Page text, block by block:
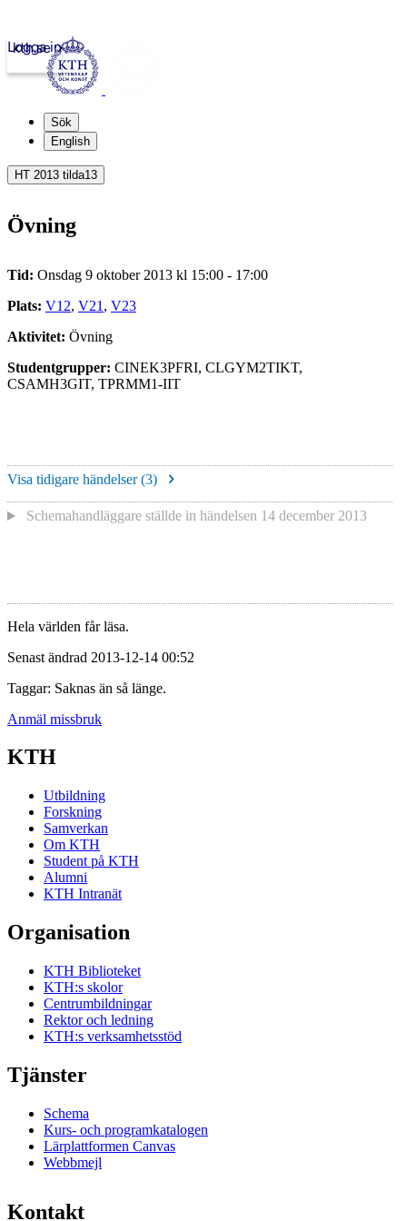
kth.se
Logga in
Sök
English
HT 2013 tilda13
Övning
Tid: Onsdag 9 oktober 2013 kl 15:00 - 17:00
Plats: V12, V21 , V23
Aktivitet: Övning
Studentgrupper: CINEK3PFRI, CLGYM2TIKT,
CSAMH3GIT, TPRMM1-IIT
Visa tidigare händelser (3)
Schemahandläggare ställde in händelsen 14 december 2013
Hela världen får läsa.
Senast ändrad 2013-12-14 00:52
Taggar: Saknas än så länge.
Anmäl missbruk
KTH
Utbildning
Forskning
Samverkan
Om KTH
Student på KTH
Alumni
KTH Intranät
Organisation
KTH Biblioteket
KTH:s skolor
Centrumbildningar
Rektor och ledning
KTH:s verksamhetsstöd
Tjänster
Schema
Kurs- och programkatalogen
Lärplattformen Canvas
Webbmejl
Kontakt